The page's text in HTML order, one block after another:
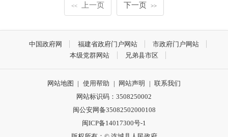
<< 上一页 下一页 >>
中国政府网 福建省政府门户网站
市政府门户网站
本级党群网站
兄弟县市区
网站地图 | 使用帮助 | 网站声明 | 联系我们
网站标识码：3508250002
闽公安网备35082502000108
闽ICP备14017300号-1